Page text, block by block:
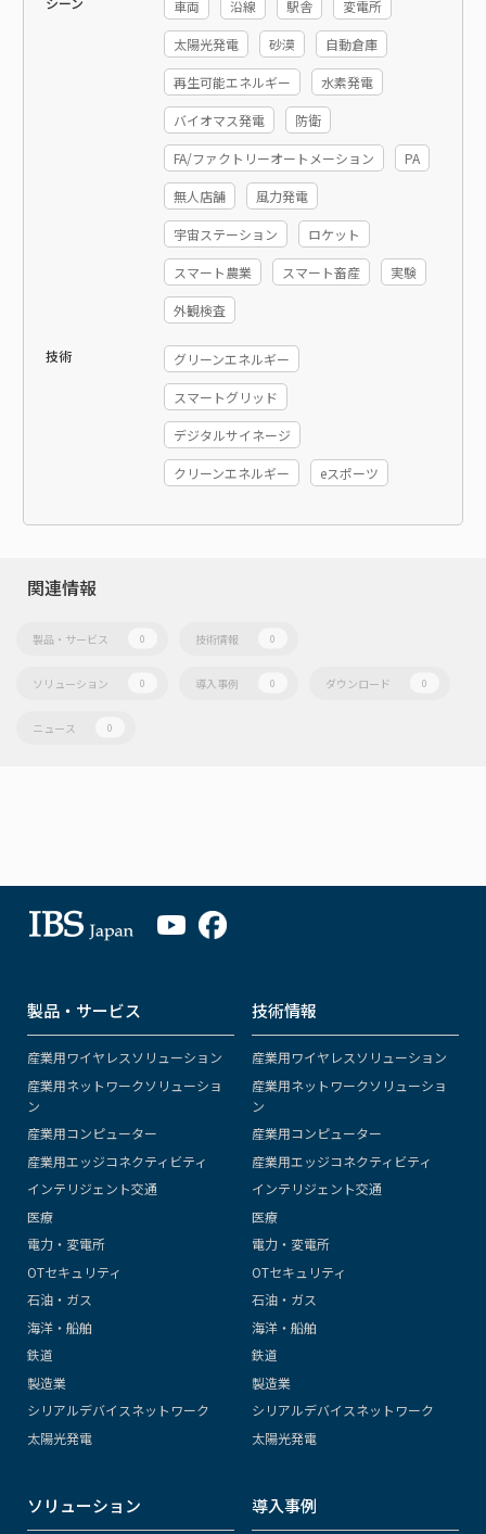
車両 沿線 駅舎 変電所
太陽光発電 砂漠 自動倉庫
再生可能エネルギー 水素発電
バイオマス発電 防衛
FA/ファクトリーオートメーション PA
無人店舗 風力発電
宇宙ステーション ロケット
スマート農業 スマート畜産 実験
外観検査
技術 グリーンエネルギー
スマートグリッド
デジタルサイネージ
クリーンエネルギー eスポーツ
関連情報
製品・サービス 0 技術情報 0
ソリューション 0 導入事例 0 ダウンロード 0
ニュース 0
製品・サービス
産業用ワイヤレスソリューション
産業用ネットワークソリューショ
ン
産業用コンピューター
産業用エッジコネクティビティ
インテリジェント交通
医療
電力・変電所
OTセキュリティ
石油・ガス
海洋・船舶
鉄道
製造業
シリアルデバイスネットワーク
太陽光発電
技術情報
産業用ワイヤレスソリューション
産業用ネットワークソリューショ
ン
産業用コンピューター
産業用エッジコネクティビティ
インテリジェント交通
医療
電力・変電所
OTセキュリティ
石油・ガス
海洋・船舶
鉄道
製造業
シリアルデバイスネットワーク
太陽光発電
ソリューション 導入事例